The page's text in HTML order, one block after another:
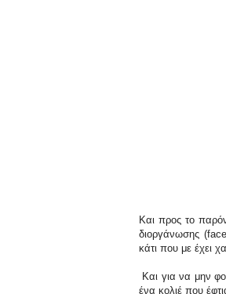
Και προς το
διοργάνωσης
κάτι που με έχει
Και για να μην
ένα κολιέ που